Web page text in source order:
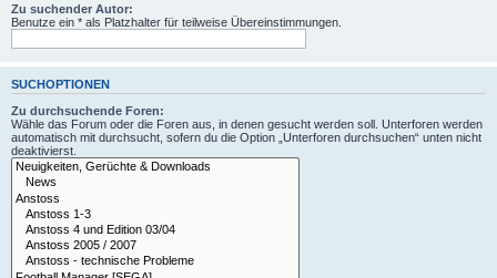
Zu suchender Autor:
Benutze ein * als Platzhalter für teilweise Übereinstimmungen.
SUCHOPTIONEN
Zu durchsuchende Foren:
Wähle das Forum oder die Foren aus, in denen gesucht werden soll. Unterforen werden
automatisch mit durchsucht, sofern du die Option „Unterforen durchsuchen“ unten nicht
deaktivierst.